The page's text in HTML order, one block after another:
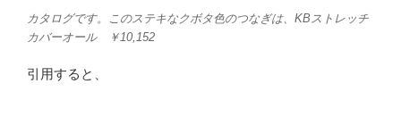
カタログです。このステキなクボタ色のつなぎは、KBストレッチ
カバーオール ￥10,152
引用すると、